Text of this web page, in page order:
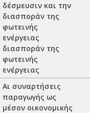
δέσμευσιν και την
διασποράν της
φωτεινής
ενέργειας
διασποράν της
φωτεινής
ενέργειας
Αι συναρτήσεις
παραγωγής ως
μέσον οικονομικής